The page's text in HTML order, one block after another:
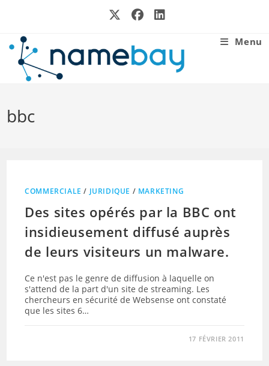
Menu
bbc
COMMERCIALE / JURIDIQUE / MARKETING
Des sites opérés par la BBC ont
insidieusement diffusé auprès
de leurs visiteurs un malware.
Ce n'est pas le genre de diffusion à laquelle on
s'attend de la part d'un site de streaming. Les
chercheurs en sécurité de Websense ont constaté
que les sites 6…
17 FÉVRIER 2011